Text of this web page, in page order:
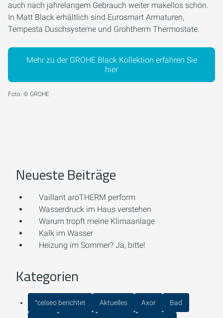
auch nach jahrelangem Gebrauch weiter makellos schön.
In Matt Black erhältlich sind Eurosmart Armaturen,
Tempesta Duschsysteme und Grohtherm Thermostate.
Mehr zu der GROHE Black Kollektion erfahren Sie
hier
Foto: © GROHE
Neueste Beiträge
Vaillant aroTHERM perform
Wasserdruck im Haus verstehen
Warum tropft meine Klimaanlage
Kalk im Wasser
Heizung im Sommer? Ja, bitte!
Kategorien
°celseo berichtet Aktuelles Axor Bad